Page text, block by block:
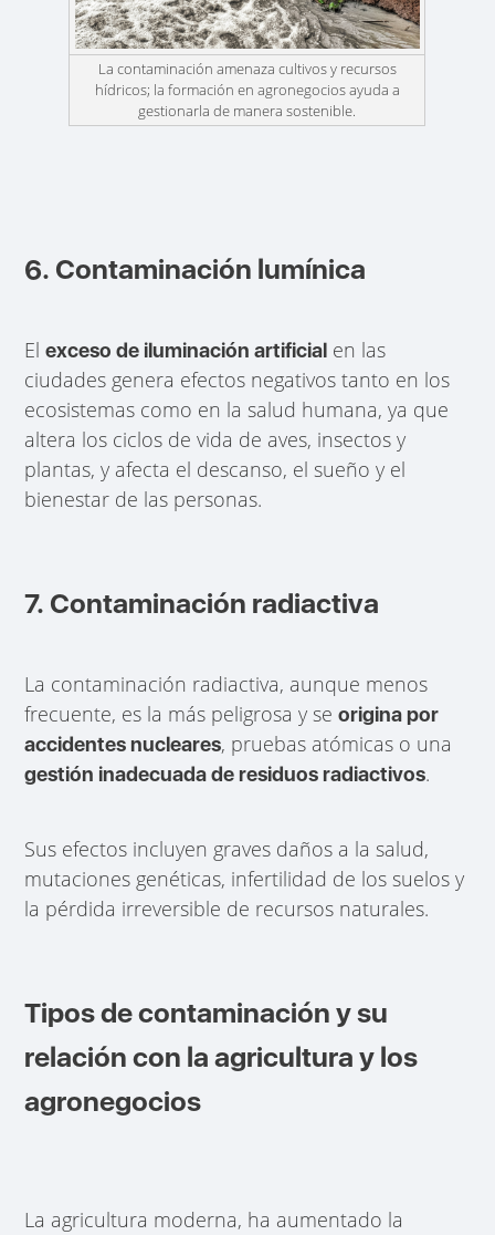
La contaminación amenaza cultivos y recursos
hídricos; la formación en agronegocios ayuda a
gestionarla de manera sostenible.
6. Contaminación lumínica
Elexceso de iluminación artificial en las
ciudades genera efectos negativos tanto en los
ecosistemas como en la salud humana, ya que
altera los ciclos de vida de aves, insectos y
plantas, y afecta el descanso, el sueño y el
bienestar de las personas.
7. Contaminación radiactiva
La contaminación radiactiva, aunque menos
frecuente, es la más peligrosa y seorigina por
accidentes nucleares, pruebas atómicas o una
gestión inadecuada de residuos radiactivos.
Sus efectos incluyen graves daños a la salud,
mutaciones genéticas, infertilidad de los suelos y
la pérdida irreversible de recursos naturales.
Tipos de contaminación y su
relación con la agricultura y los
agronegocios
La agricultura moderna, ha aumentado la